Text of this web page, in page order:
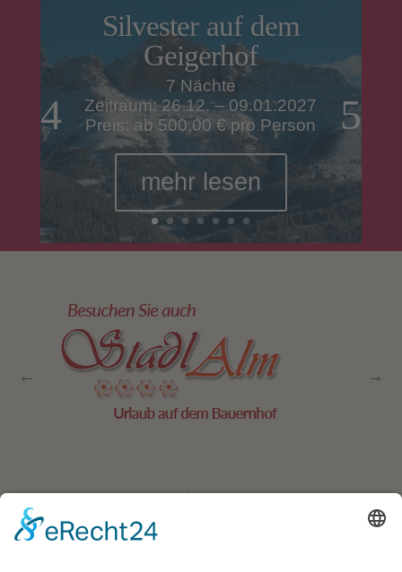
Silvester auf dem
Geigerhof
7 Nächte
Zeitraum: 26.12. – 09.01.2027
Preis: ab 500,00 € pro Person
mehr lesen